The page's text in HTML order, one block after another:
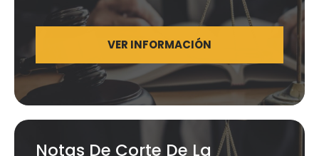
VER INFORMACIÓN
Notas De Corte De La